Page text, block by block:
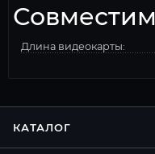
Длина видеокарты:
КАТАЛОГ